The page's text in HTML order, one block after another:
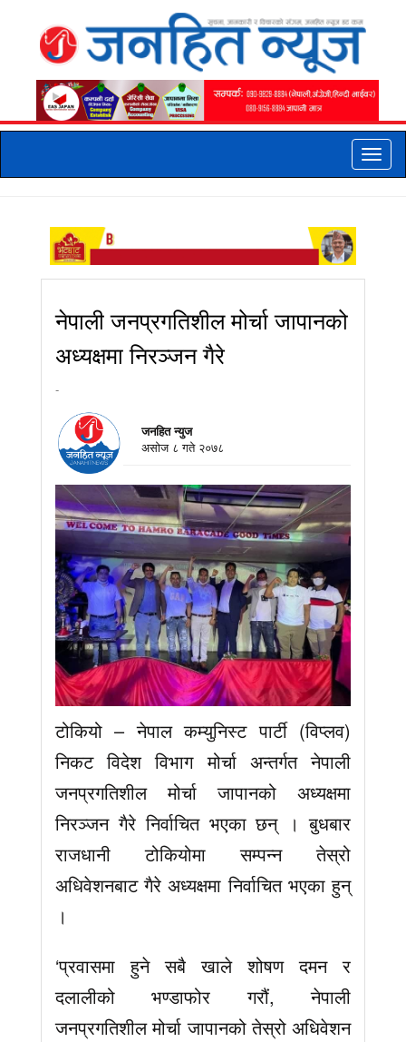
Toggle
नेपाली जनप्रगतिशील मोर्चा जापानको
अध्यक्षमा निरञ्जन गैरे
-
जनहित न्युज
असाेज ८ गते २०७८
टोकियो – नेपाल कम्युनिस्ट पार्टी (विप्लव)
निकट विदेश विभाग मोर्चा अन्तर्गत नेपाली
जनप्रगतिशील मोर्चा जापानको अध्यक्षमा
निरञ्जन गैरे निर्वाचित भएका छन् । बुधबार
राजधानी टोकियोमा सम्पन्न तेस्रो
अधिवेशनबाट गैरे अध्यक्षमा निर्वाचित भएका हुन्
।
‘प्रवासमा हुने सबै खाले शोषण दमन र
दलालीको भण्डाफोर गरौं, नेपाली
जनप्रगतिशील मोर्चा जापानको तेस्रो अधिवेशन